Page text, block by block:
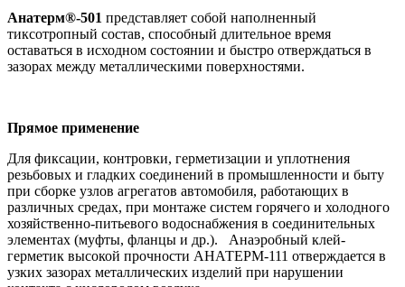
Анатерм®-501 представляет собой наполненный
тиксотропный состав, способный длительное время
оставаться в исходном состоянии и быстро отверждаться в
зазорах между металлическими поверхностями.
Прямое применение
Для фиксации, контровки, герметизации и уплотнения
резьбовых и гладких соединений в промышленности и быту
при сборке узлов агрегатов автомобиля, работающих в
различных средах, при монтаже систем горячего и холодного
хозяйственно-питьевого водоснабжения в соединительных
элементах (муфты, фланцы и др.). Анаэробный клей-
герметик высокой прочности АНАТЕРМ-111 отверждается в
узких зазорах металлических изделий при нарушении